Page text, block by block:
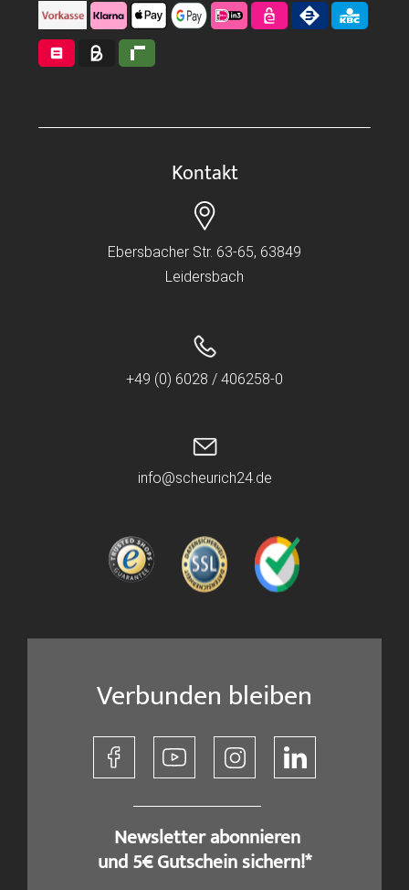
Kontakt
Ebersbacher Str. 63-65, 63849
Leidersbach
+49 (0) 6028 / 406258-0
info@scheurich24.de
Verbunden bleiben
​ Newsletter abonnieren
und 5€ Gutschein sichern!*